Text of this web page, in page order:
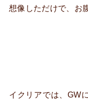
想像しただけで、お
イクリアでは、GW